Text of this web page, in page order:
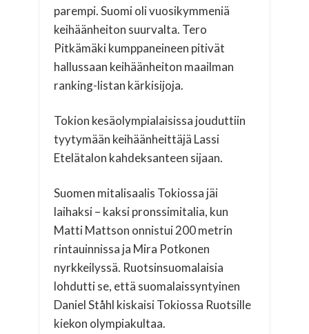
parempi. Suomi oli vuosikymmeniä
keihäänheiton suurvalta. Tero
Pitkämäki kumppaneineen pitivät
hallussaan keihäänheiton maailman
ranking-listan kärkisijoja.
Tokion kesäolympialaisissa jouduttiin
tyytymään keihäänheittäjä Lassi
Etelätalon kahdeksanteen sijaan.
Suomen mitalisaalis Tokiossa jäi
laihaksi – kaksi pronssimitalia, kun
Matti Mattson onnistui 200 metrin
rintauinnissa ja Mira Potkonen
nyrkkeilyssä. Ruotsinsuomalaisia
lohdutti se, että suomalaissyntyinen
Daniel Ståhl kiskaisi Tokiossa Ruotsille
kiekon olympiakultaa.